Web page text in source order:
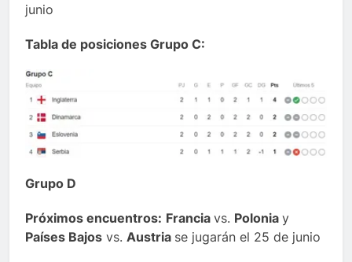
junio
Tabla de posiciones Grupo C:
Grupo D
Próximos encuentros: Francia vs. Polonia y
Países Bajos vs. Austria se jugarán el 25 de junio